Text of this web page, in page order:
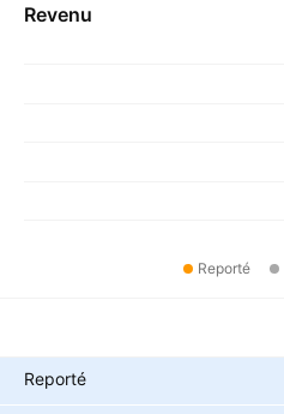
Revenu
Reporté
Reporté